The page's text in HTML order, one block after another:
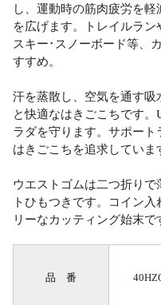
し、運動時の筋肉疲労を
を広げます。トレイルラ
スキー･スノーボード等、
すすめ。
汗を蒸散し、空気を通す吸
と快適なはきごこちです
ラダを守ります。サポート
はきごこちを追求していま
ウエストゴムは二つ折り
トひもつきです。コイン
リーなカッティング始末で
品 番